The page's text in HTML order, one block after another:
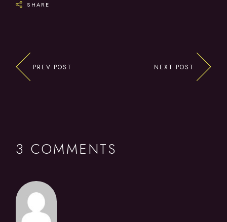
SHARE
PREV POST NEXT POST
3 COMMENTS